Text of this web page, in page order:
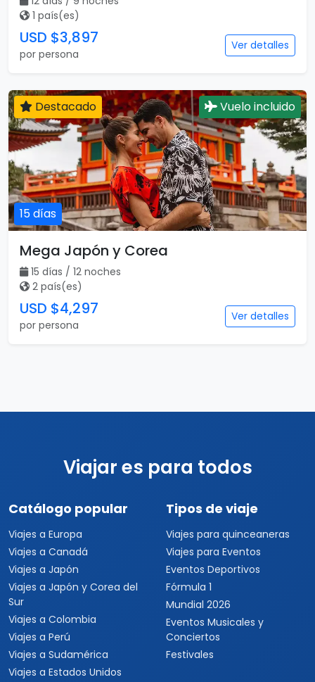
1 país(es)
USD $3,897
por persona
Ver detalles
15 días
Destacado Vuelo incluido
Mega Japón y Corea
15 días / 12 noches
2 país(es)
USD $4,297
por persona
Ver detalles
Viajar es para todos
Catálogo popular
Viajes a Europa
Viajes a Canadá
Viajes a Japón
Viajes a Japón y Corea del
Sur
Viajes a Colombia
Viajes a Perú
Viajes a Sudamérica
Viajes a Estados Unidos
Tipos de viaje
Viajes para quinceaneras
Viajes para Eventos
Eventos Deportivos
Fórmula 1
Mundial 2026
Eventos Musicales y
Conciertos
Festivales